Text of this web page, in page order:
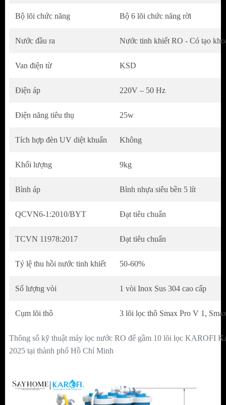
HỆ LÕI LỌC THÔ SMAX PRO V 1,2,3 HOÀN
thô đầu tiên và duy nhất tại Việt Nam có khả năng
thống lọc nhờ công nghệ Smart Connect. Bên cạnh
đó, hệ lõi Smax Pro V có cấu trúc 2 lớp lọc giúp
xúc. Từ đó loại bỏ sạch chất gây mùi, chất hữu cơ,
sạn cát và tạp chất có kích thước siêu nhỏ chỉ từ 1
đến 12 tháng (cao gấp 2 lần các loại lõi thông
trong suốt vòng đời sử dụng máy.
Thông số kỹ thuật máy lọc nước RO để gầm 10 lõi lọc KAROFI
2025 tại thành phố Hồ Chí Minh
Bộ lõi chức năng Bộ 6 lõi chức năng rời
Nước đầu ra Nước tinh khiết RO - Có tạo
Van điện từ KSD
Điện áp 220V – 50 Hz
Điện năng tiêu thụ 25w
Tích hợp đèn UV diệt khuẩn Không
Khối lượng 9kg
Bình áp Bình nhựa siêu bền 5 lít
QCVN6-1:2010/BYT Đạt tiêu chuẩn
TCVN 11978:2017 Đạt tiêu chuẩn
Tỷ lệ thu hồi nước tinh khiết 50-60%
Số lượng vòi 1 vòi Inox Sus 304 cao cấp
Cụm lõi thô 3 lõi lọc thô Smax Pro V 1,